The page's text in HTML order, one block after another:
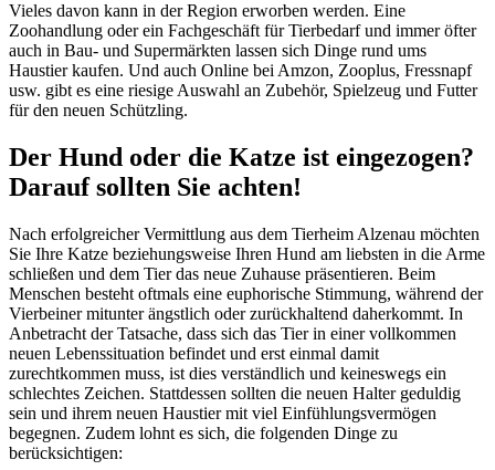
Vieles davon kann in der Region erworben werden. Eine
Zoohandlung oder ein Fachgeschäft für Tierbedarf und immer öfter
auch in Bau- und Supermärkten lassen sich Dinge rund ums
Haustier kaufen. Und auch Online bei Amzon, Zooplus, Fressnapf
usw. gibt es eine riesige Auswahl an Zubehör, Spielzeug und Futter
für den neuen Schützling.
Der Hund oder die Katze ist eingezogen?
Darauf sollten Sie achten!
Nach erfolgreicher Vermittlung aus dem Tierheim Alzenau möchten
Sie Ihre Katze beziehungsweise Ihren Hund am liebsten in die Arme
schließen und dem Tier das neue Zuhause präsentieren. Beim
Menschen besteht oftmals eine euphorische Stimmung, während der
Vierbeiner mitunter ängstlich oder zurückhaltend daherkommt. In
Anbetracht der Tatsache, dass sich das Tier in einer vollkommen
neuen Lebenssituation befindet und erst einmal damit
zurechtkommen muss, ist dies verständlich und keineswegs ein
schlechtes Zeichen. Stattdessen sollten die neuen Halter geduldig
sein und ihrem neuen Haustier mit viel Einfühlungsvermögen
begegnen. Zudem lohnt es sich, die folgenden Dinge zu
berücksichtigen: